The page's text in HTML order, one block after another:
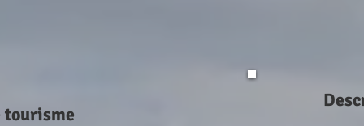
tourisme